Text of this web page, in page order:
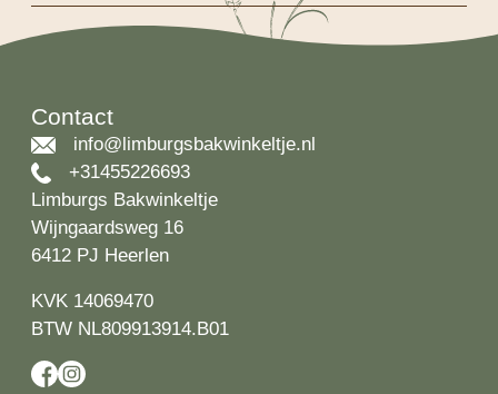
Contact
info@limburgsbakwinkeltje.nl
+31455226693
Limburgs Bakwinkeltje
Wijngaardsweg 16
6412 PJ Heerlen
KVK 14069470
BTW NL809913914.B01